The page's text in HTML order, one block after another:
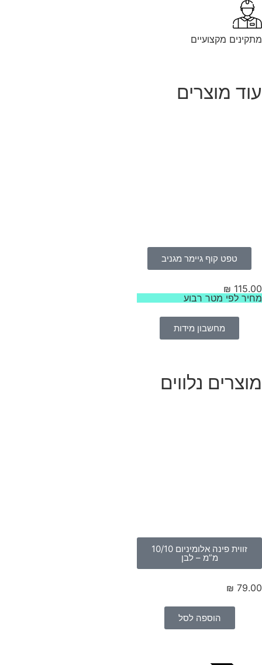
מקצועיים
מוצרים
טפט קוף גיימר מגניב
₪
לפי מטר רבוע
מחשבון מידות
נלווים
זווית פינה אלומיניום 10/10
מ”מ – לבן
₪
הוספה לסל